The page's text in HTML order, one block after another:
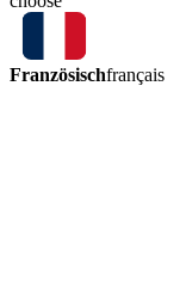
Französischfrançais